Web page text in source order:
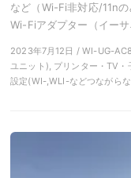
など（Wi-Fi非対応/11n
Wi-Fiアダプター（イー
2023年7月12日 / WI-UG-
ユニット), プリンター・TV
設定(WI-,WLI-などつながら